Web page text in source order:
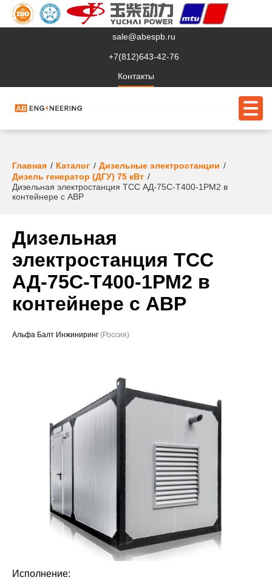
sale@abespb.ru
+7(812)643-42-76
Контакты
О компании
Клиентам
Сервис
Судовое ЭО
Проекты
Главная Каталог
Дизельные электростанции
Дизель генератор (ДГУ) 75 кВт
Дизельная электростанция ТСС АД-75С-Т400-1РМ2 в
контейнере с АВР
Дизельная
электростанция ТСС
АД-75С-Т400-1РМ2 в
контейнере с АВР
Альфа Балт Инжиниринг (Россия)
Исполнение: